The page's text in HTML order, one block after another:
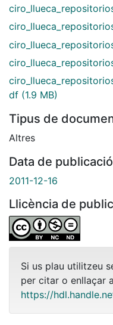
df (1.9 MB)
Tipus de
Altres
Data de publicació
2011-12-16
Llicència de
Si us plau utilitzeu
per citar o enllaçar
https://